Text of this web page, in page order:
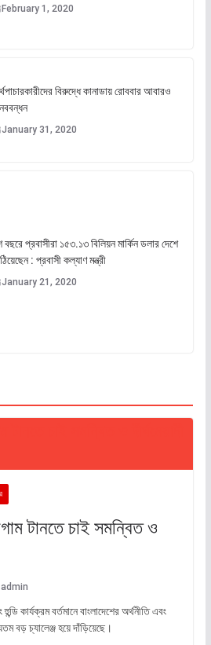
February 1, 2020
বিরুদ্ধে কানাডায় রোববার আবারও
January 31, 2020
বছরে প্রবাসীরা ১৫৩.১৩ বিলিয়ন মার্কিন ডলার দেশে
: প্রবাসী কল্যাণ মন্ত্রী
January 21, 2020
টানতে চাই সমন্বিত ও
admin
কার্যক্রম বর্তমানে বাংলাদেশের অর্থনীতি এবং
বড় চ্যালেঞ্জ হয়ে দাঁড়িয়েছে।